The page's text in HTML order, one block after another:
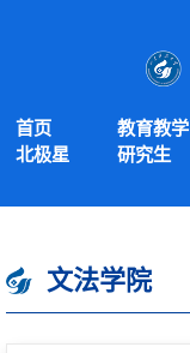
首页 教育教学
北极星
研究生
文法学院